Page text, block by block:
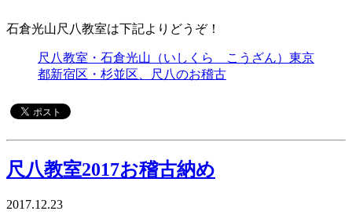
石倉光山尺八教室は下記よりどうぞ！
尺八教室・石倉光山（いしくら こうざん）東京
都新宿区・杉並区、尺八のお稽古
尺八教室2017お稽古納め
2017.12.23